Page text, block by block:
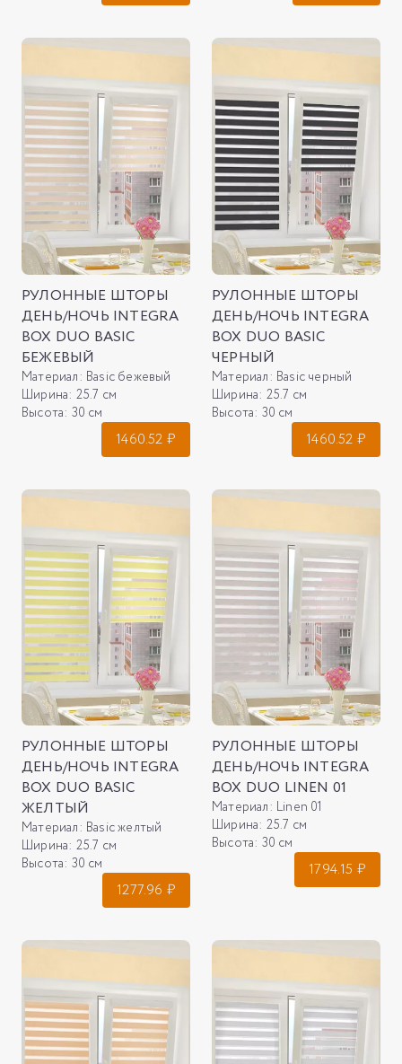
РУЛОННЫЕ ШТОРЫ
ДЕНЬ/НОЧЬ INTEGRA
BOX DUO BASIC
БЕЖЕВЫЙ
Материал: Basic бежевый
Ширина: 25.7 см
Высота: 30 см
1460.52 ₽
РУЛОННЫЕ ШТОРЫ
ДЕНЬ/НОЧЬ INTEGRA
BOX DUO BASIC
ЧЕРНЫЙ
Материал: Basic черный
Ширина: 25.7 см
Высота: 30 см
1460.52 ₽
РУЛОННЫЕ ШТОРЫ
ДЕНЬ/НОЧЬ INTEGRA
BOX DUO BASIC
ЖЕЛТЫЙ
Материал: Basic желтый
Ширина: 25.7 см
Высота: 30 см
1277.96 ₽
РУЛОННЫЕ ШТОРЫ
ДЕНЬ/НОЧЬ INTEGRA
BOX DUO LINEN 01
Материал: Linen 01
Ширина: 25.7 см
Высота: 30 см
1794.15 ₽